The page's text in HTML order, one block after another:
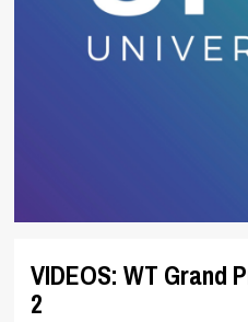
VIDEOS: WT Grand
2